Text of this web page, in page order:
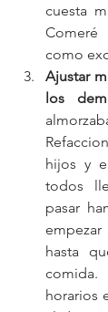
cuesta
como
Ajustar
los
hijos y
todos
pasar
hasta
horarios